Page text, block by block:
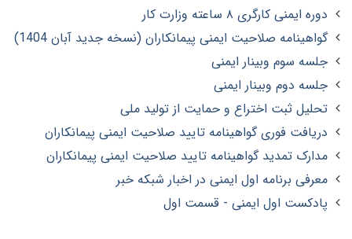
دوره ایمنی کارگری ۸ ساعته وزارت کار
گواهینامه صلاحیت ایمنی پیمانکاران (نسخه جدید آبان 1404)
جلسه سوم وبینار ایمنی
جلسه دوم وبینار ایمنی
تحلیل ثبت اختراع و حمایت از تولید ملی
دریافت فوری گواهینامه تایید صلاحیت ایمنی پیمانکاران
مدارک تمدید گواهینامه تایید صلاحیت ایمنی پیمانکاران
معرفی برنامه اول ایمنی در اخبار شبکه خبر
پادکست اول ایمنی - قسمت اول